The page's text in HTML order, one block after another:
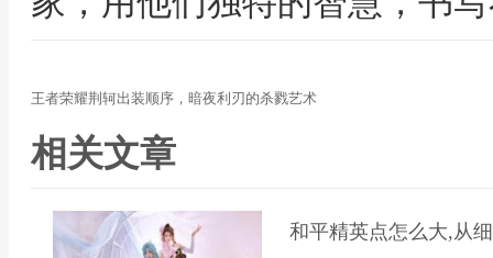
王者荣耀荆轲出装顺序，暗夜利刃的杀戮艺术
相关文章
和平精英点怎么大,从